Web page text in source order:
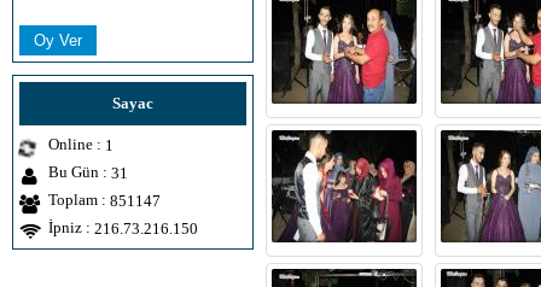
Sayac
Online : 1
Bu Gün : 31
Toplam : 851147
İpniz : 216.73.216.150